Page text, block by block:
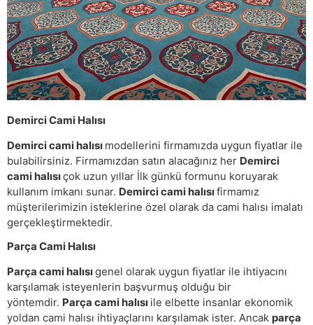
Demirci Cami Halısı
Demirci cami halısı modellerini firmamızda uygun fiyatlar ile
bulabilirsiniz. Firmamızdan satın alacağınız her Demirci
cami halısıçok uzun yıllar İlk günkü formunu koruyarak
kullanım imkanı sunar. Demirci cami halısıfirmamız
müşterilerimizin isteklerine özel olarak da cami halısı imalatı
gerçekleştirmektedir.
Parça Cami Halısı
Parça cami halısıgenel olarak uygun fiyatlar ile ihtiyacını
karşılamak isteyenlerin başvurmuş olduğu bir
yöntemdir. Parça cami halısı ile elbette insanlar ekonomik
yoldan cami halısı ihtiyaçlarını karşılamak ister. Ancak parça